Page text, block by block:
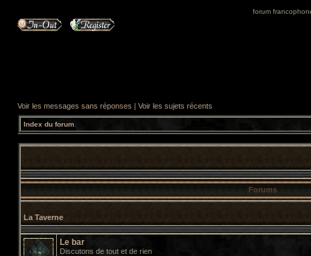
forum
Voir les messages sans réponses | Voir les sujets récents
Index du forum
Forums
La Taverne
Le bar
Discutons de tout et de rien